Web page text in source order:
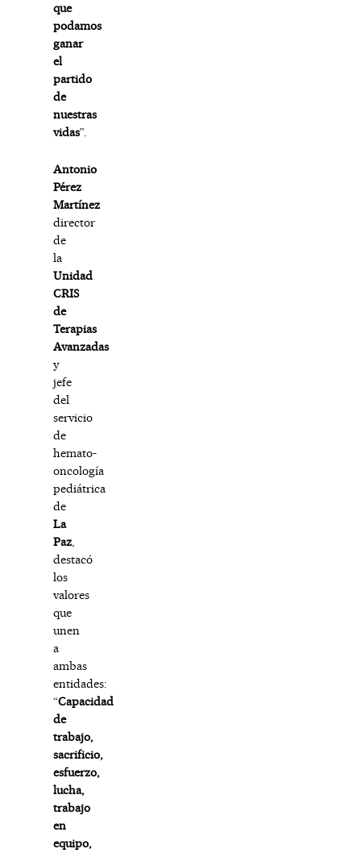
que
podamos
ganar
el
partido
de
nuestras
vidas”.
Antonio
Pérez
Martínez
director
de
la
Unidad
CRIS
de
Terapias
Avanzadas
y
jefe
del
servicio
de
hemato-
oncología
pediátrica
de
La
Paz,
destacó
los
valores
que
unen
a
ambas
entidades:
“Capacidad
de
trabajo,
sacrificio,
esfuerzo,
lucha,
trabajo
en
equipo,